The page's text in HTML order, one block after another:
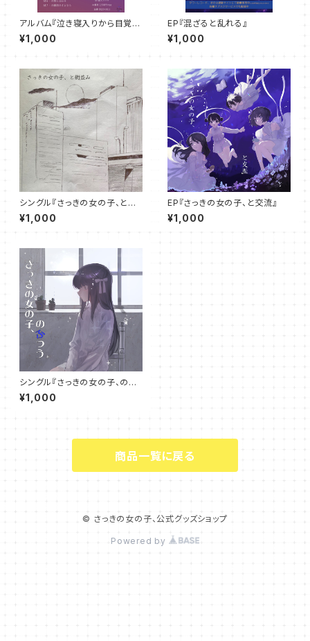
アルバム『泣き寝入りから目覚め
たら』
¥1,000
EP『混ざると乱れる』
¥1,000
シングル『さっきの女の子、と街
並み』
¥1,000
EP『さっきの女の子、と交流』
¥1,000
シングル『さっきの女の子、のふ
つう』
¥1,000
商品一覧に戻る
© さっきの女の子、公式グッズショップ
Powered by